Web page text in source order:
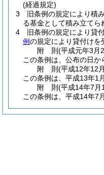
(経過規定)
3
旧条例の規定により積
る基金として積み立てら
4
旧条例の規定により貸
例の規定により貸付けを
附 則(平成元年3月
この条例は、公布の日か
附 則(平成12年12
この条例は、平成13年1
附 則(平成14年7月
この条例は、平成14年7